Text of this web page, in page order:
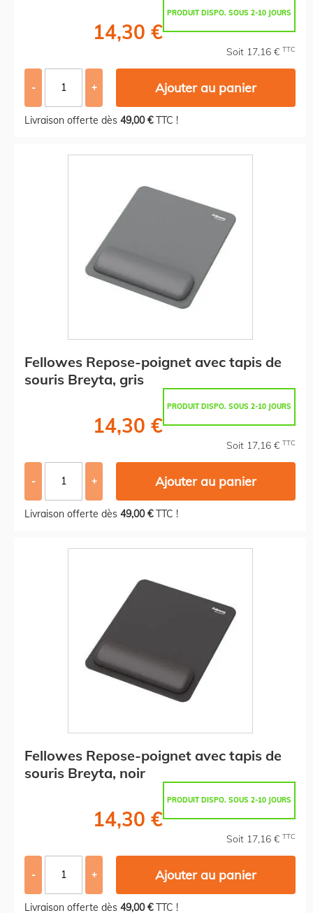
PRODUIT DISPO. SOUS 2-10 JOURS
14,30 €
Soit 17,16 € TTC
- + Ajouter au panier
Livraison offerte dès 49,00 €TTC !
Fellowes Repose-poignet avec tapis de
souris Breyta, gris
PRODUIT DISPO. SOUS 2-10 JOURS
14,30 €
Soit 17,16 € TTC
- + Ajouter au panier
Livraison offerte dès 49,00 €TTC !
Fellowes Repose-poignet avec tapis de
souris Breyta, noir
PRODUIT DISPO. SOUS 2-10 JOURS
14,30 €
Soit 17,16 € TTC
- + Ajouter au panier
Livraison offerte dès 49,00 €TTC !